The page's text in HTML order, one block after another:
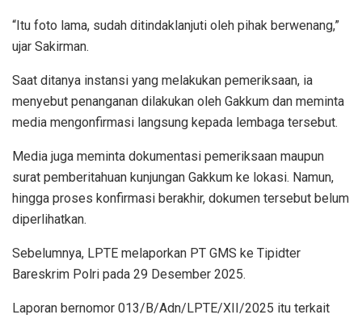
“Itu foto lama, sudah ditindaklanjuti oleh pihak berwenang,”
ujar Sakirman.
Saat ditanya instansi yang melakukan pemeriksaan, ia
menyebut penanganan dilakukan oleh Gakkum dan meminta
media mengonfirmasi langsung kepada lembaga tersebut.
Media juga meminta dokumentasi pemeriksaan maupun
surat pemberitahuan kunjungan Gakkum ke lokasi. Namun,
hingga proses konfirmasi berakhir, dokumen tersebut belum
diperlihatkan.
Sebelumnya, LPTE melaporkan PT GMS ke Tipidter
Bareskrim Polri pada 29 Desember 2025.
Laporan bernomor 013/B/Adn/LPTE/XII/2025 itu terkait